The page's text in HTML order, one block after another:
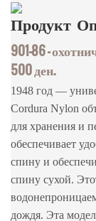
Продукт
901-86 —
500 ден.
1948 год —
Cordura Nylon
для хранения и
обеспечивает
спину и
спину сухой.
дождя. Эта